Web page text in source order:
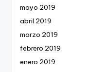
mayo 2019
abril 2019
marzo 2019
febrero 2019
enero 2019